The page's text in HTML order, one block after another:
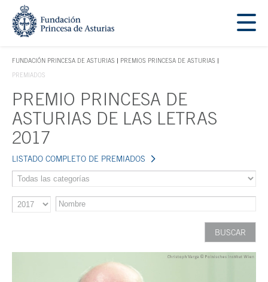
Saltar navegación. Ir directamente al contenido principal
FUNDACIÓN PRINCESA DE ASTURIAS
TECLA DE ACCESO 1
PREMIOS PRINCESA DE ASTURIAS
PREMIADOS
Contenido principal
PREMIO PRINCESA DE
ASTURIAS DE LAS LETRAS
2017
LISTADO COMPLETO DE PREMIADOS